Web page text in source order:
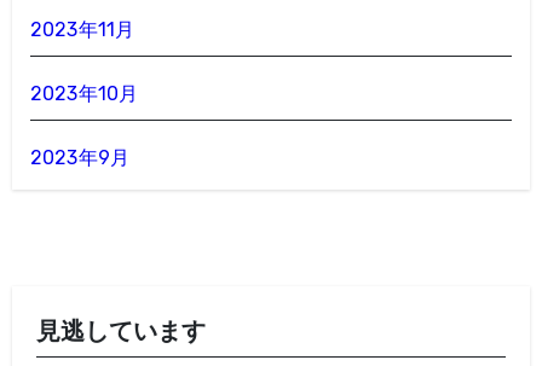
2023年11月
2023年10月
2023年9月
見逃しています